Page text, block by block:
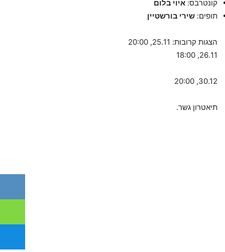
קונטרבס: איוי בלום
תופים: שירי בורשטיין
הצגות קרובות: 25.11, 20:00
26.11, 18:00
30.12, 20:00
תיאטרון גשר.